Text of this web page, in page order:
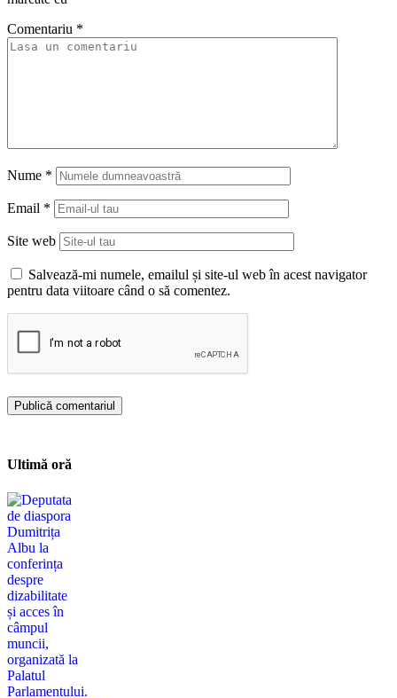
Comentariu *
Nume *
Email *
Site web
Salvează-mi numele, emailul și site-ul web în acest navigator
pentru data viitoare când o să comentez.
Ultimă oră